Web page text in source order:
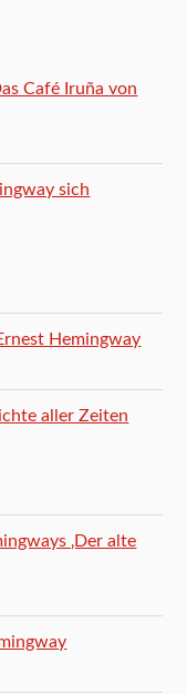
Café Iruña von
sich
Hemingway
aller Zeiten
‚Der alte